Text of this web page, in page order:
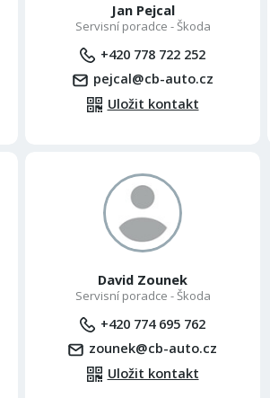
Jan Pejcal
Servisní poradce - Škoda
+420 778 722 252
pejcal@cb-auto.cz
Uložit kontakt
David Zounek
Servisní poradce - Škoda
+420 774 695 762
zounek@cb-auto.cz
Uložit kontakt